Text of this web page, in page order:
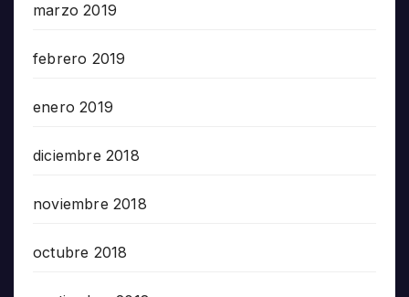
marzo 2019
febrero 2019
enero 2019
diciembre 2018
noviembre 2018
octubre 2018